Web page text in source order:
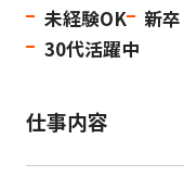
未経験OK 新
30代活躍中
仕事内容